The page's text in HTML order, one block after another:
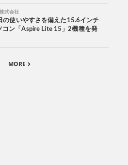
式会社
の使いやすさを備えた15.6インチ
コン「Aspire Lite 15」2機種を発
MORE